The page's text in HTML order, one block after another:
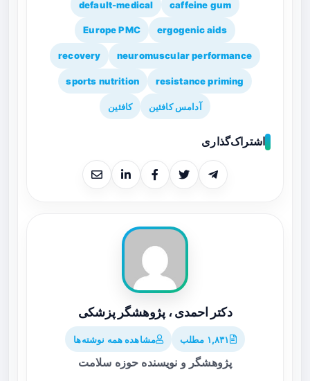
caffeine gum
default-medical
ergogenic aids
Europe PMC
neuromuscular performance
recovery
resistance priming
sports nutrition
آدامس کافئین کافئین
اشتراک‌گذاری
دکتر احمدی ، پژوهشگر پزشکی
۱,۸۳۱ مطلب مشاهده همه نوشته‌ها
پژوهشگر و نویسنده حوزه سلامت